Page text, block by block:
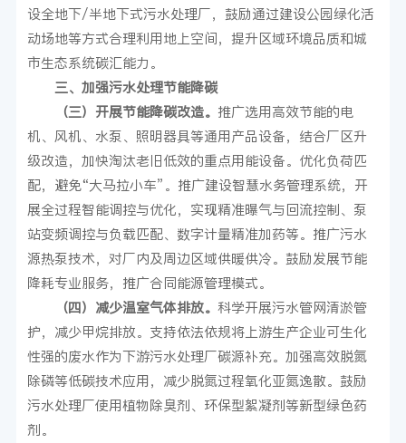
设全地下/半地下式污水处理厂，鼓励通过建设公园绿化活
动场地等方式合理利用地上空间，提升区域环境品质和城
市生态系统碳汇能力。
三、加强污水处理节能降碳
（三）开展节能降碳改造。 推广选用高效节能的电
机、风机、水泵、照明器具等通用产品设备，结合厂区升
级改造，加快淘汰老旧低效的重点用能设备。优化负荷匹
配，避免“大马拉小车”。推广建设智慧水务管理系统，开
展全过程智能调控与优化，实现精准曝气与回流控制、泵
站变频调控与负载匹配、数字计量精准加药等。推广污水
源热泵技术，对厂内及周边区域供暖供冷。鼓励发展节能
降耗专业服务，推广合同能源管理模式。
（四）减少温室气体排放。科学开展污水管网清淤管
护，减少甲烷排放。支持依法依规将上游生产企业可生化
性强的废水作为下游污水处理厂碳源补充。加强高效脱氮
除磷等低碳技术应用，减少脱氮过程氧化亚氮逸散。鼓励
污水处理厂使用植物除臭剂、环保型絮凝剂等新型绿色药
剂。